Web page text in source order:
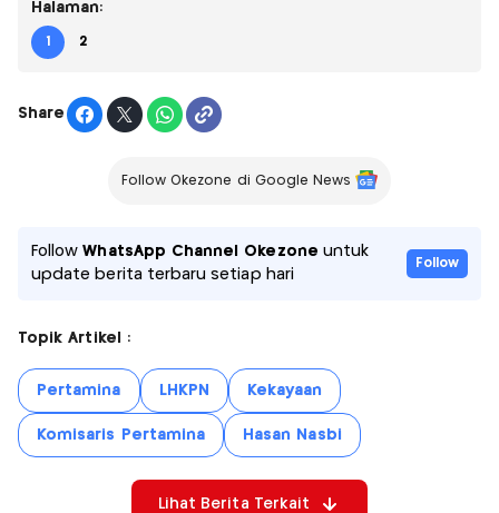
Halaman:
1 2
Share
Follow Okezone di Google News
FollowWhatsApp Channel Okezone untuk
update berita terbaru setiap hari
Follow
Topik Artikel :
Pertamina LHKPN Kekayaan
Komisaris Pertamina Hasan Nasbi
Lihat Berita Terkait